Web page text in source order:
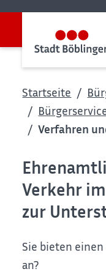
Startseite
Verfahren
Verkehr
zur
Sie bieten
an?